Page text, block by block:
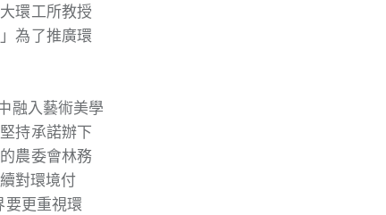
環工所教授
為了推廣環
融入藝術美學
持承諾辦下
農委會林務
對環境付
更重視環